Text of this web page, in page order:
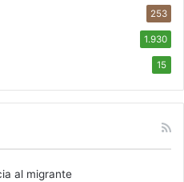
253
1.930
15
al migrante